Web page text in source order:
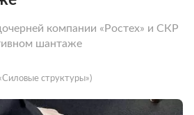
компании «Ростех» и СКР
шантаже
структуры»)